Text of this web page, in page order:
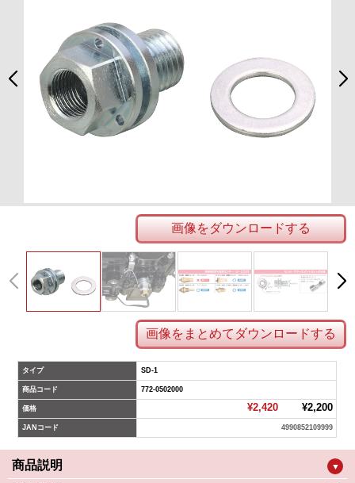
画像をダウンロードする
画像をまとめてダウンロードする
タイプ SD-1
商品コード 772-0502000
価格 ¥2,420¥2,200
JANコード 4990852109999
商品説明 ▼